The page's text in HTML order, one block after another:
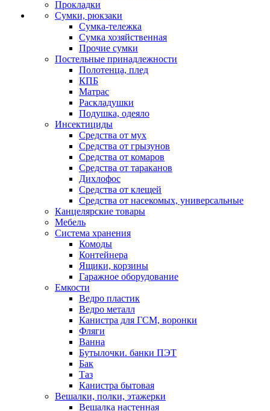
Прокладки
Сумки, рюкзаки
Сумка-тележка
Сумка хозяйственная
Прочие сумки
Постельные принадлежности
Полотенца, плед
КПБ
Матрас
Раскладушки
Подушка, одеяло
Инсектициды
Средства от мух
Средства от грызунов
Средства от комаров
Средства от тараканов
Дихлофос
Средства от клещей
Средства от насекомых, универсальные
Канцелярские товары
Мебель
Система хранения
Комоды
Контейнера
Ящики, корзины
Гаражное оборудование
Емкости
Ведро пластик
Ведро металл
Канистра для ГСМ, воронки
Фляги
Ванна
Бутылочки. банки ПЭТ
Бак
Таз
Канистра бытовая
Вешалки, полки, этажерки
Вешалка настенная